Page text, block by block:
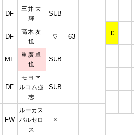
DF
三井 大
輝
SUB
DF
高木 友
也
▽ 63
MF
重廣 卓
也
SUB
DF
モヨ マ
ルコム強
志
SUB
FW
ルーカス
バルセロ
ス
×
C